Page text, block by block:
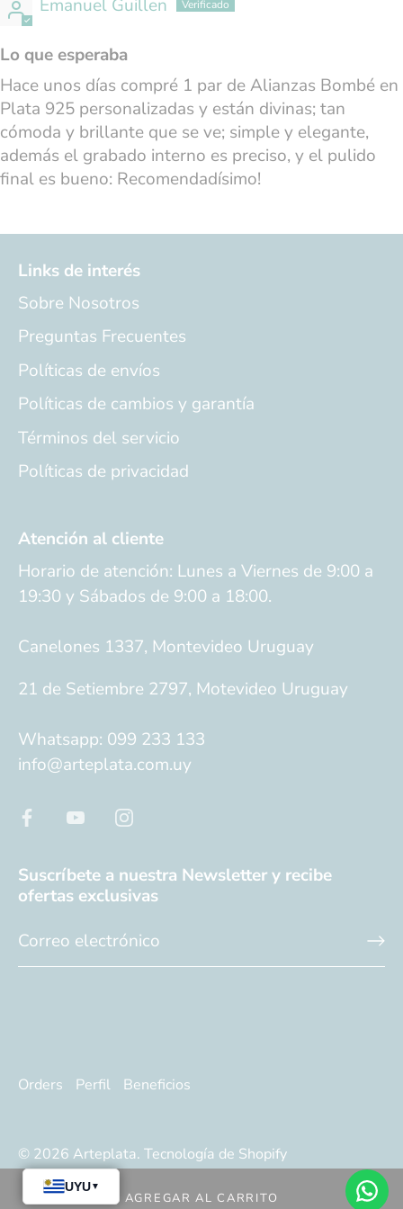
AGREGAR AL CARRITO
Emanuel Guillen
Lo que esperaba
Hace unos días compré 1 par de Alianzas Bombé en
Plata 925 personalizadas y están divinas; tan
cómoda y brillante que se ve; simple y elegante,
además el grabado interno es preciso, y el pulido
final es bueno: Recomendadísimo!
Links de interés
Sobre Nosotros
Preguntas Frecuentes
Políticas de envíos
Políticas de cambios y garantía
Términos del servicio
Políticas de privacidad
Atención al cliente
Horario de atención: Lunes a Viernes de 9:00 a
19:30 y Sábados de 9:00 a 18:00.
Canelones 1337, Montevideo Uruguay
21 de Setiembre 2797, Motevideo Uruguay
Whatsapp: 099 233 133
info@arteplata.com.uy
Suscríbete a nuestra Newsletter y recibe
ofertas exclusivas
Orders Perfil Beneficios
© 2026 Arteplata. Tecnología de Shopify